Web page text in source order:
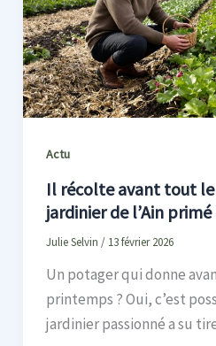
Actu
Il récolte avant tout le
jardinier de l’Ain primé
Julie Selvin / 13 février 2026
Un potager qui donne
printemps ? Oui, c’est
jardinier passionné a su